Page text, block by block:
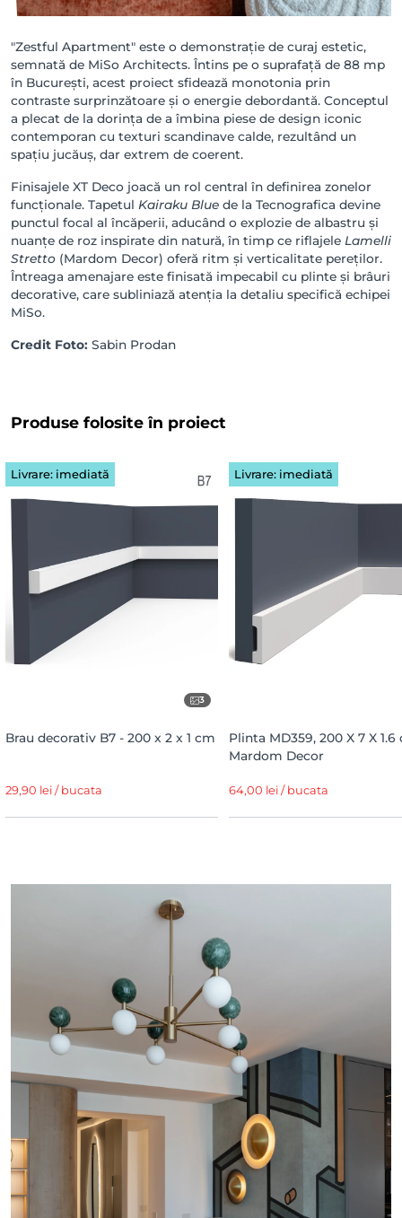
"Zestful Apartment" este o demonstrație de curaj estetic,
semnată de MiSo Architects. Întins pe o suprafață de 88 mp
în București, acest proiect sfidează monotonia prin
contraste surprinzătoare și o energie debordantă. Conceptul
a plecat de la dorința de a îmbina piese de design iconic
contemporan cu texturi scandinave calde, rezultând un
spațiu jucăuș, dar extrem de coerent.
Finisajele XT Deco joacă un rol central în definirea zonelor
funcționale. Tapetul Kairaku Blue de la Tecnografica devine
punctul focal al încăperii, aducând o explozie de albastru și
nuanțe de roz inspirate din natură, în timp ce riflajele Lamelli
Stretto (Mardom Decor) oferă ritm și verticalitate pereților.
Întreaga amenajare este finisată impecabil cu plinte și brâuri
decorative, care subliniază atenția la detaliu specifică echipei
MiSo.
Credit Foto: Sabin Prodan
Produse folosite în proiect
3
Livrare: imediată
Brau decorativ B7 - 200 x 2 x 1 cm
29,90 lei / bucata
Livrare: imediată
Plinta MD359, 200 X 7 X 1.6
Mardom Decor
64,00 lei / bucata